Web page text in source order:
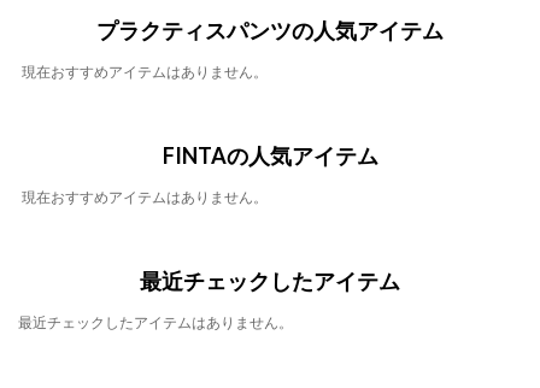
プラクティスパンツの人気アイテム
現在おすすめアイテムはありません。
FINTAの人気アイテム
現在おすすめアイテムはありません。
最近チェックしたアイテム
最近チェックしたアイテムはありません。